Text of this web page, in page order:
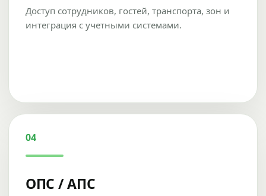
Доступ сотрудников, гостей, транспорта, зон и
интеграция с учетными системами.
04
ОПС / АПС